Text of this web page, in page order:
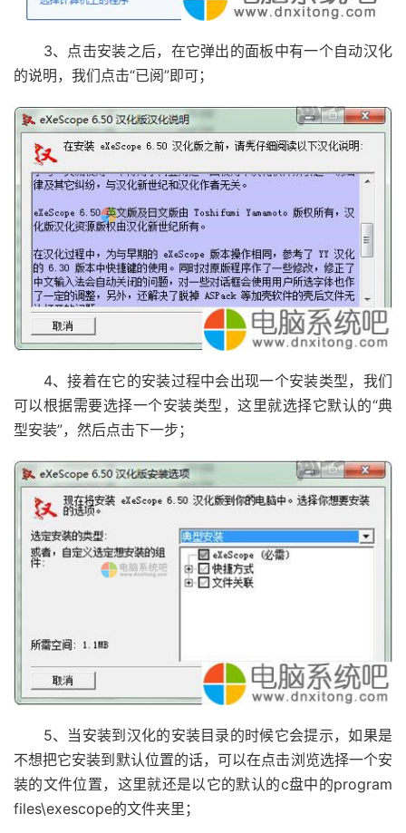
3、点击安装之后，在它弹出的面板中有一个自动汉化
的说明，我们点击“已阅”即可；
4、接着在它的安装过程中会出现一个安装类型，我们
可以根据需要选择一个安装类型，这里就选择它默认的“典
型安装”，然后点击下一步；
5、当安装到汉化的安装目录的时候它会提示，如果是
不想把它安装到默认位置的话，可以在点击浏览选择一个安
装的文件位置，这里就还是以它的默认的c盘中的program
files\exescope的文件夹里；